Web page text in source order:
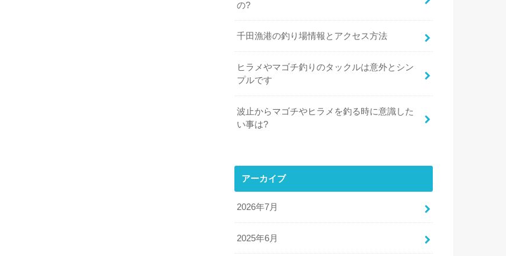
の?
千田漁港の釣り場情報とアクセス方法
ヒラメやマゴチ釣りのタックルは意外とシン
プルです
波止からマゴチやヒラメを釣る時に意識した
い事は?
アーカイブ
2026年7月
2025年6月